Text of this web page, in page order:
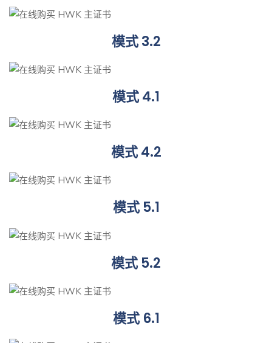
模式 3.2
模式 4.1
模式 4.2
模式 5.1
模式 5.2
模式 6.1